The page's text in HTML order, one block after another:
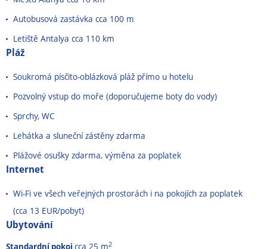
Autobusová zastávka cca 100 m
Letiště Antalya cca 110 km
Pláž
Soukromá písčito-oblázková pláž přímo u hotelu
Pozvolný vstup do moře (doporučujeme boty do vody)
Sprchy, WC
Lehátka a sluneční zástěny zdarma
Plážové osušky zdarma, výměna za poplatek
Internet
Wi-Fi ve všech veřejných prostorách i na pokojích za poplatek
(cca 13 EUR/pobyt)
Ubytování
Standardní pokoj cca 25 m2